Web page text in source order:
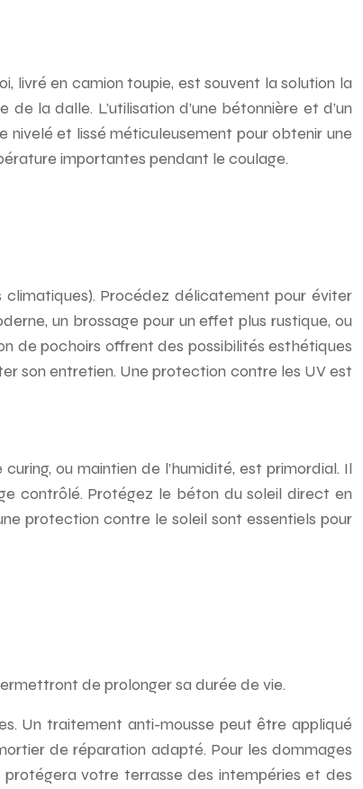
livré en camion toupie, est souvent la solution la
la dalle. L’utilisation d’une bétonnière et d’un
et lissé méticuleusement pour obtenir une
importantes pendant le coulage.
Procédez délicatement pour éviter
un brossage pour un effet plus rustique, ou
de pochoirs offrent des possibilités esthétiques
son entretien. Une protection contre les UV est
ou maintien de l’humidité, est primordial. Il
contrôlé. Protégez le béton du soleil direct en
protection contre le soleil sont essentiels pour
de prolonger sa durée de vie.
Un traitement anti-mousse peut être appliqué
de réparation adapté. Pour les dommages
protégera votre terrasse des intempéries et des